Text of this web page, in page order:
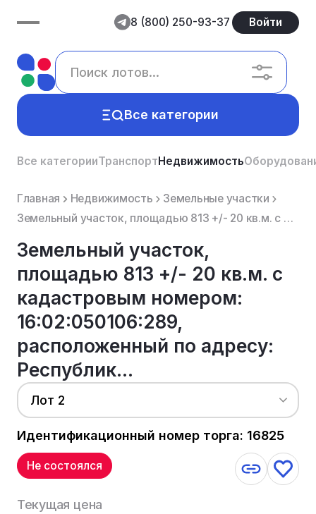
8 (800) 250-93-37 Войти
Все категории
Все категорииТранспортНедвижимость
Главная Недвижимость
Земельные участки
Земельный участок, площадью 813 +/- 20 кв.м. с кадастровым номером: 16:02:050106:289, расположенный ...
Земельный участок,
площадью 813 +/- 20 кв.м. с
кадастровым номером:
16:02:050106:289,
расположенный по адресу:
Республик...
Лот 2
Идентификационный номер торга: 16825
Не состоялся
Текущая цена